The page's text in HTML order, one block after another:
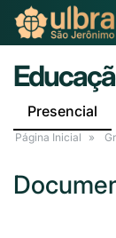
Presencial
Página Inicial